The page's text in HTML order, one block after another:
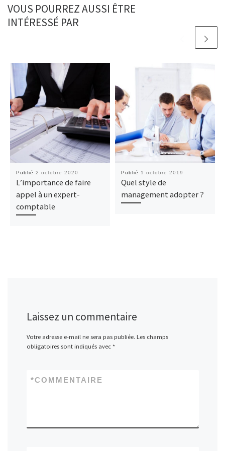
VOUS POURREZ AUSSI ÊTRE
INTÉRESSÉ PAR
Publié 2 octobre 2020
L’importance de faire
appel à un expert-
comptable
Publié 1 octobre 2019
Quel style de
management adopter ?
Laissez un commentaire
Votre adresse e-mail ne sera pas publiée. Les champs
obligatoires sont indiqués avec *
COMMENTAIRE
*